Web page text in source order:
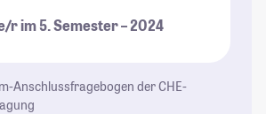
r im 5. Semester – 2024
Anschlussfragebogen der CHE-